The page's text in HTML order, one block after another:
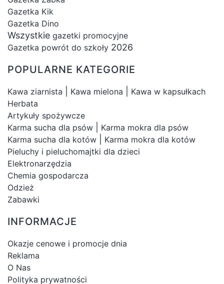
Gazetka Kik
Gazetka Dino
Wszystkie gazetki promocyjne
Gazetka powrót do szkoły 2026
POPULARNE KATEGORIE
Kawa ziarnista Kawa mielona
Kawa w kapsułkach
Herbata
Artykuły spożywcze
Karma sucha dla psów
Karma mokra dla psów
Karma sucha dla kotów
Karma mokra dla kotów
Pieluchy i pieluchomajtki dla dzieci
Elektronarzędzia
Chemia gospodarcza
Odzież
Zabawki
INFORMACJE
Okazje cenowe i promocje dnia
Reklama
O Nas
Polityka prywatności